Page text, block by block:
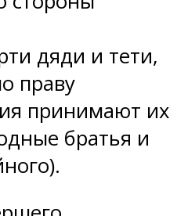
дяди и тети,
праву
принимают их
братья и